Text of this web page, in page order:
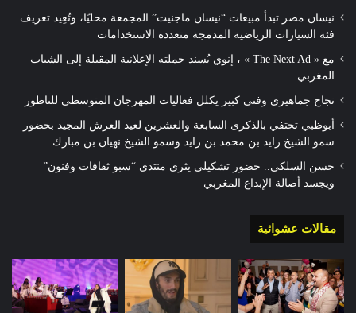
نيسان مصر تبدأ مبيعات “نيسان ماجنيت” المجمعة محليًا، وتُعِيد تعريف
فئة السيارات الرياضية المدمجة متعددة الاستخدامات
مع « The Next Ad » ، إنوي يُسند حملته الإعلانية المقبلة إلى الشباب
المغربي
نجاح جماهيري وفني كبير يكلل فعاليات المهرجان المتوسطي للناظور
أبوظبي تحتفي بالذكرى السابعة والعشرين لعيد العرش المجيد بحضور
سمو الشيخ زايد بن محمد بن زايد وسمو الشيخ نهيان بن مبارك
حسن السلكي.. حضور تشكيلي يثري منتدى “سبو ثقافات وفنون”
ويجسد أصالة الإبداع المغربي
مقالات عشوائية